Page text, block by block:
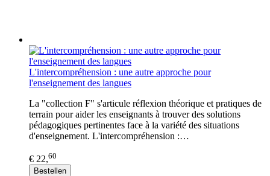
L'intercompréhension : une autre approche pour
l'enseignement des langues
La "collection F" s'articule réflexion théorique et pratiques de
terrain pour aider les enseignants à trouver des solutions
pédagogiques pertinentes face à la variété des situations
d'enseignement. L'intercompréhension :…
€ 22,60
Bestellen